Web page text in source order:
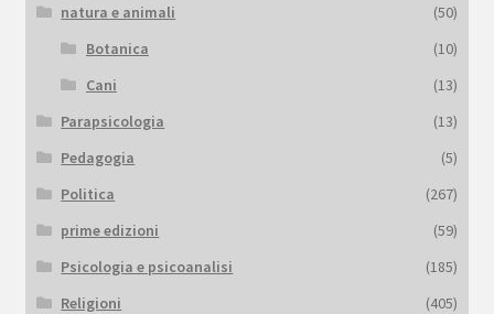
natura e animali
(50)
Botanica
(10)
Cani
(13)
Parapsicologia
(13)
Pedagogia
(5)
Politica
(267)
prime edizioni
(59)
Psicologia e psicoanalisi
(185)
Religioni
(405)